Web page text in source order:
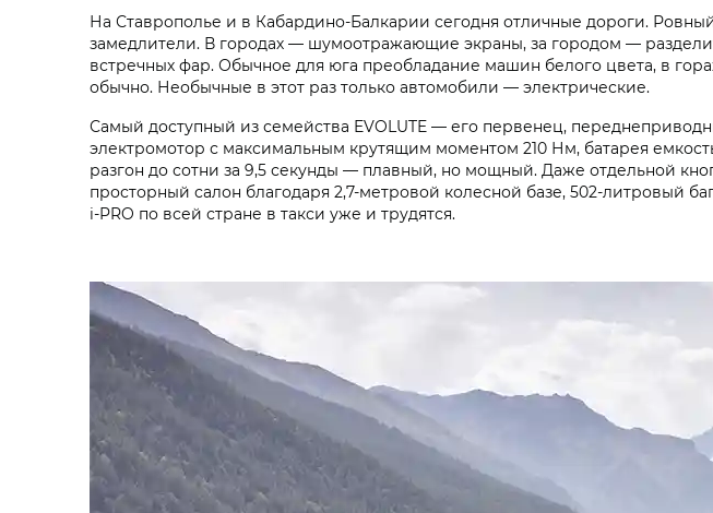
На Ставрополье и в Кабардино-Балкарии сегодня отличные дороги.
замедлители. В городах — шумоотражающие экраны, за городом —
встречных фар. Обычное для юга преобладание машин белого цвета, в
обычно. Необычные в этот раз только автомобили — электрические.
Самый доступный из семейства EVOLUTE — его первенец,
электромотор с максимальным крутящим моментом 210 Нм, батарея
разгон до сотни за 9,5 секунды — плавный, но мощный. Даже отдельной
просторный салон благодаря 2,7-метровой колесной базе, 502-литровый
i‑PRO по всей стране в такси уже и трудятся.